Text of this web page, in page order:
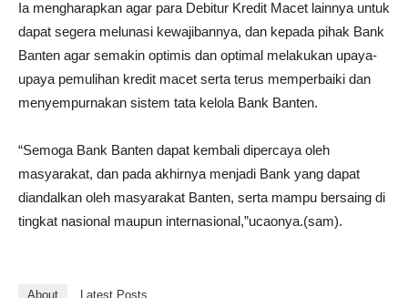
Ia mengharapkan agar para Debitur Kredit Macet lainnya untuk
dapat segera melunasi kewajibannya, dan kepada pihak Bank
Banten agar semakin optimis dan optimal melakukan upaya-
upaya pemulihan kredit macet serta terus memperbaiki dan
menyempurnakan sistem tata kelola Bank Banten.
“Semoga Bank Banten dapat kembali dipercaya oleh
masyarakat, dan pada akhirnya menjadi Bank yang dapat
diandalkan oleh masyarakat Banten, serta mampu bersaing di
tingkat nasional maupun internasional,”ucaonya.(sam).
About Latest Posts